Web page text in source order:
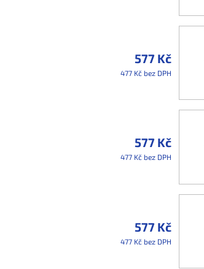
577 Kč
477 Kč bez DPH
577 Kč
477 Kč bez DPH
577 Kč
477 Kč bez DPH